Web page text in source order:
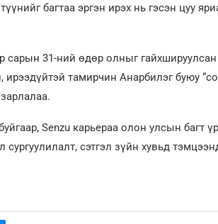
багтаа эргэн ирэх нь гэсэн цуу
р сарын 31-ний өдөр олныг
ирээдүйтэй тамирчин Анарбилэг буюу
Senzu карьераа олон улсын багт
сургуулилалт, сэтгэл зүйн хувьд